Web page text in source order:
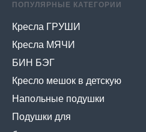
ПОПУЛЯРНЫЕ КАТЕГОРИИ
Кресла ГРУШИ
Кресла МЯЧИ
БИН БЭГ
Кресло мешок в детскую
Напольные подушки
Подушки для